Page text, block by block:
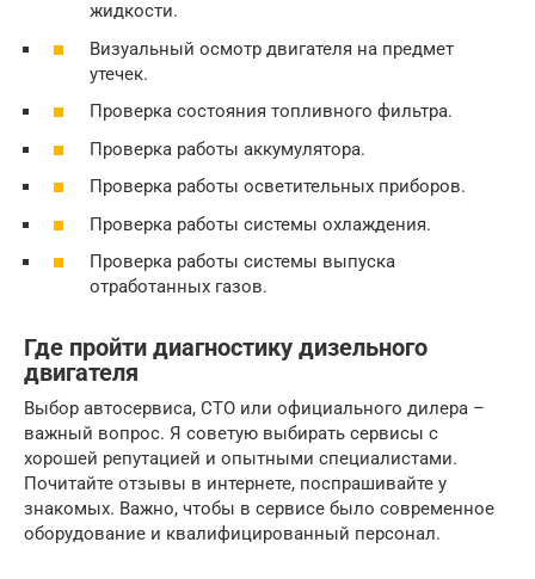
жидкости.
Визуальный осмотр двигателя на предмет
утечек.
Проверка состояния топливного фильтра.
Проверка работы аккумулятора.
Проверка работы осветительных приборов.
Проверка работы системы охлаждения.
Проверка работы системы выпуска
отработанных газов.
Где пройти диагностику дизельного
двигателя
Выбор автосервиса, СТО или официального дилера –
важный вопрос. Я советую выбирать сервисы с
хорошей репутацией и опытными специалистами.
Почитайте отзывы в интернете, поспрашивайте у
знакомых. Важно, чтобы в сервисе было современное
оборудование и квалифицированный персонал.